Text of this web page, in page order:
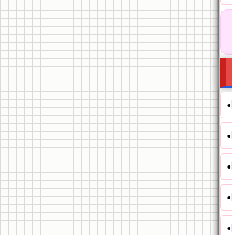
•
•
•
•
•